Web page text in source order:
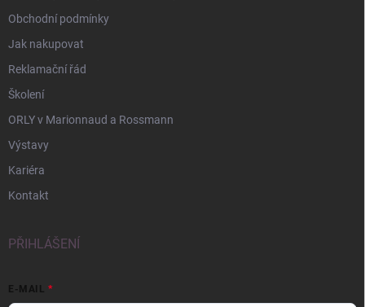
Obchodní podmínky
Jak nakupovat
Reklamační řád
Školení
ORLY v Marionnaud a Rossmann
Výstavy
Kariéra
Kontakt
PŘIHLÁŠENÍ
E-MAIL